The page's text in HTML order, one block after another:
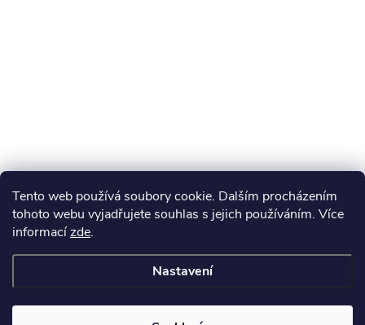
Tento web používá soubory cookie. Dalším procházením
tohoto webu vyjadřujete souhlas s jejich používáním. Více
informacízde.
Nastavení